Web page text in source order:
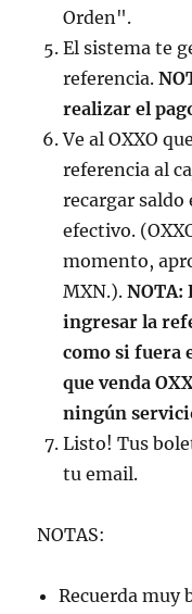
Orden".
El sistema te
referencia.
realizar el
Ve al OXXO
referencia al
recargar saldo
efectivo.
momento,
MXN.).NOTA:
ingresar la
como si fuera
que venda
ningún
Listo! Tus
tu email.
NOTAS:
Recuerda muy